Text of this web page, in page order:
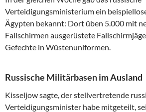
Verteidigungsministerium ein
Ägypten bekannt: Dort üben 5.000 mit
Fallschirmen ausgerüstete
Gefechte in Wüstenuniformen.
Russische Militärbasen im Ausland
Kisseljow sagte, der stellvertretende
Verteidigungsminister habe mitgeteilt,